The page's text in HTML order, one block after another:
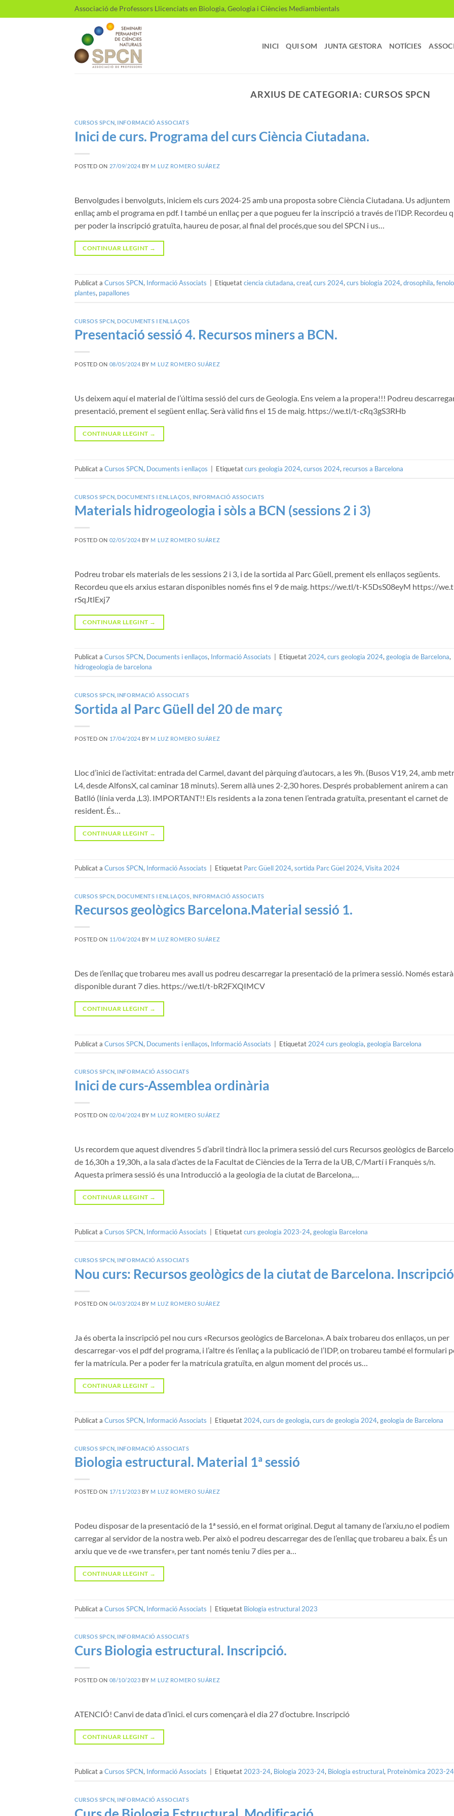
to
Associació de Professors Llicenciats en Biologia, Geologia i Ciències Mediambientals
INICI QUI SOM JUNTA GESTORA NOTÍCIES
ARXIUS DE CATEGORIA:CURSOS SPCN
CURSOS SPCN INFORMACIÓ ASSOCIATS
Inici de curs. Programa del curs Ciència Ciutadana.
POSTED ON 27/09/2024 BY M LUZ ROMERO SUÁREZ
Benvolgudes i benvolguts, iniciem els curs 2024-25 amb una proposta sobre Ciència Ciutadana. Us adjuntem
enllaç amb el programa en pdf. I també un enllaç per a que pogueu fer la inscripció a través de l’IDP. Recordeu
per poder la inscripció gratuïta, haureu de posar, al final del procés,que sou del SPCN i us…
CONTINUAR LLEGINT →
Publicat a Cursos SPCN, Informació Associats Etiquetatciencia ciutadana, creaf, curs 2024, curs biologia 2024, drosophila,
plantes, papallones
CURSOS SPCN ,DOCUMENTS I ENLLAÇOS
Presentació sessió 4. Recursos miners a BCN.
POSTED ON 08/05/2024 BY M LUZ ROMERO SUÁREZ
Us deixem aquí el material de l’última sessió del curs de Geologia. Ens veiem a la propera!!! Podreu
presentació, prement el següent enllaç. Serà vàlid fins el 15 de maig. https://we.tl/t-cRq3gS3RHb
CONTINUAR LLEGINT →
Publicat a Cursos SPCN, Documents i enllaços Etiquetatcurs geologia 2024, cursos 2024, recursos a Barcelona
CURSOS SPCN ,DOCUMENTS I ENLLAÇOS INFORMACIÓ ASSOCIATS
Materials hidrogeologia i sòls a BCN (sessions 2 i 3)
POSTED ON 02/05/2024 BY M LUZ ROMERO SUÁREZ
Podreu trobar els materials de les sessions 2 i 3, i de la sortida al Parc Güell, prement els enllaços següents.
Recordeu que els arxius estaran disponibles només fins el 9 de maig. https://we.tl/t-K5DsS08eyM https://
rSqJtlExj7
CONTINUAR LLEGINT →
Publicat a Cursos SPCN, Documents i enllaços, Informació Associats Etiquetat2024,curs geologia 2024,geologia de Barcelona,
hidrogeologia de barcelona
CURSOS SPCN INFORMACIÓ ASSOCIATS
Sortida al Parc Güell del 20 de març
POSTED ON 17/04/2024 BY M LUZ ROMERO SUÁREZ
Lloc d’inici de l’activitat: entrada del Carmel, davant del pàrquing d’autocars, a les 9h. (Busos V19, 24, amb
L4, desde AlfonsX, cal caminar 18 minuts). Serem allà unes 2-2,30 hores. Després probablement anirem a can
Batlló (línia verda ,L3). IMPORTANT!! Els residents a la zona tenen l’entrada gratuïta, presentant el carnet de
resident. És…
CONTINUAR LLEGINT →
Publicat a Cursos SPCN, Informació Associats Etiquetat Parc Güell 2024, sortida Parc Güel 2024, Visita 2024
CURSOS SPCN ,DOCUMENTS I ENLLAÇOS INFORMACIÓ ASSOCIATS
Recursos geològics Barcelona.Material sessió 1.
POSTED ON 11/04/2024 BY M LUZ ROMERO SUÁREZ
Des de l’enllaç que trobareu mes avall us podreu descarregar la presentació de la primera sessió. Només estarà
disponible durant 7 dies. https://we.tl/t-bR2FXQIMCV
CONTINUAR LLEGINT →
Publicat a Cursos SPCN, Documents i enllaços, Informació Associats Etiquetat 2024 curs geologia, geologia Barcelona
CURSOS SPCN INFORMACIÓ ASSOCIATS
Inici de curs-Assemblea ordinària
POSTED ON 02/04/2024 BY M LUZ ROMERO SUÁREZ
Us recordem que aquest divendres 5 d’abril tindrà lloc la primera sessió del curs Recursos geològics de
de 16,30h a 19,30h, a la sala d’actes de la Facultat de Ciències de la Terra de la UB, C/Martí i Franquès s/n.
Aquesta primera sessió és una Introducció a la geologia de la ciutat de Barcelona,…
CONTINUAR LLEGINT →
Publicat a Cursos SPCN, Informació Associats Etiquetatcurs geologia 2023-24,geologia Barcelona
CURSOS SPCN INFORMACIÓ ASSOCIATS
Nou curs: Recursos geològics de la ciutat de Barcelona. Inscripció
POSTED ON 04/03/2024 BY M LUZ ROMERO SUÁREZ
Ja és oberta la inscripció pel nou curs «Recursos geològics de Barcelona». A baix trobareu dos enllaços, un per
descarregar-vos el pdf del programa, i l’altre és l’enllaç a la publicació de l’IDP, on trobareu també el formulari
fer la matrícula. Per a poder fer la matrícula gratuïta, en algun moment del procés us…
CONTINUAR LLEGINT →
Publicat a Cursos SPCN, Informació Associats Etiquetat 2024, curs de geologia, curs de geologia 2024, geologia de Barcelona
CURSOS SPCN INFORMACIÓ ASSOCIATS
Biologia estructural. Material 1ª sessió
POSTED ON 17/11/2023 BY M LUZ ROMERO SUÁREZ
Podeu disposar de la presentació de la 1ª sessió, en el format original. Degut al tamany de l’arxiu,no el podiem
carregar al servidor de la nostra web. Per això el podreu descarregar des de l’enllaç que trobareu a baix. És un
arxiu que ve de «we transfer», per tant només teniu 7 dies per a…
CONTINUAR LLEGINT →
Publicat a Cursos SPCN, Informació Associats Etiquetat Biologia estructural 2023
CURSOS SPCN INFORMACIÓ ASSOCIATS
Curs Biologia estructural. Inscripció.
POSTED ON 08/10/2023 BY M LUZ ROMERO SUÁREZ
ATENCIÓ! Canvi de data d’inici. el curs començarà el dia 27 d’octubre. Inscripció
CONTINUAR LLEGINT →
Publicat a Cursos SPCN, Informació Associats Etiquetat2023-24, Biologia 2023-24, Biologia estructural, Proteinòmica 2023-24
CURSOS SPCN INFORMACIÓ ASSOCIATS